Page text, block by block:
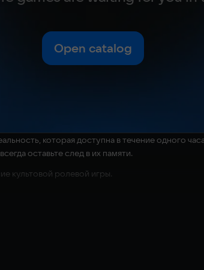
Open catalog
которая доступна в течение одного
оставьте след в их памяти.
культовой ролевой игры.
с нуля: вас ждут передовая графика,